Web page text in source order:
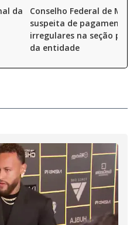
da
Conselho Federal de
suspeita de pagamentos
irregulares na seção
da entidade